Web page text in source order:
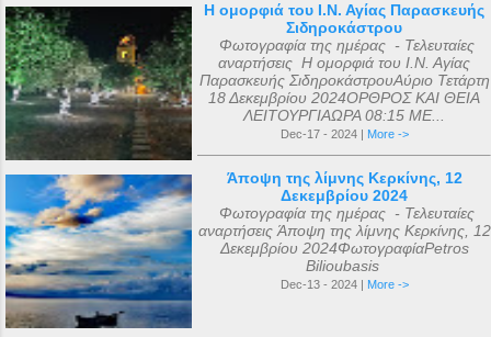
Η ομορφιά του Ι.Ν. Αγίας Παρασκευής
Σιδηροκάστρου
Φωτογραφία της ημέρας - Τελευταίες
αναρτήσεις Η ομορφιά του Ι.Ν. Αγίας
Παρασκευής ΣιδηροκάστρουΑύριο Τετάρτη
18 Δεκεμβρίου 2024ΟΡΘΡΟΣ ΚΑΙ ΘΕΙΑ
ΛΕΙΤΟΥΡΓΙΑΩΡΑ 08:15 ΜΕ...
Dec-17 - 2024 | More ->
Άποψη της λίμνης Κερκίνης, 12
Δεκεμβρίου 2024
Φωτογραφία της ημέρας - Τελευταίες
αναρτήσεις Άποψη της λίμνης Κερκίνης, 12
Δεκεμβρίου 2024ΦωτογραφίαPetros
Bilioubasis
Dec-13 - 2024 | More ->